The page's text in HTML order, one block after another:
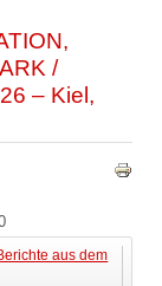
/
– Kiel,
aus dem